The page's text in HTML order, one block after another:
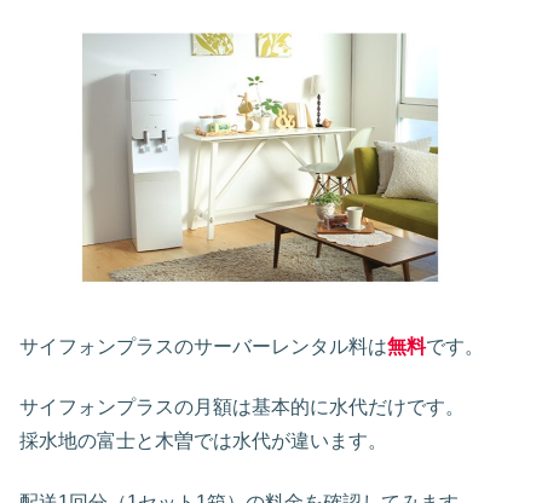
サイフォンプラスのサーバーレンタル料は無料です。
サイフォンプラスの月額は基本的に水代だけです。
採水地の富士と木曽では水代が違います。